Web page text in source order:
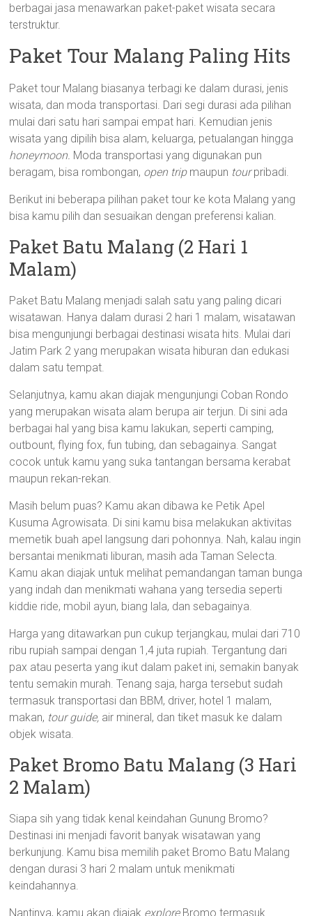
berbagai jasa menawarkan paket-paket wisata secara
terstruktur.
Paket Tour Malang Paling Hits
Paket tour Malang biasanya terbagi ke dalam durasi, jenis
wisata, dan moda transportasi. Dari segi durasi ada pilihan
mulai dari satu hari sampai empat hari. Kemudian jenis
wisata yang dipilih bisa alam, keluarga, petualangan hingga
honeymoon. Moda transportasi yang digunakan pun
beragam, bisa rombongan, open trip maupun tourpribadi.
Berikut ini beberapa pilihan paket tour ke kota Malang yang
bisa kamu pilih dan sesuaikan dengan preferensi kalian.
Paket Batu Malang (2 Hari 1
Malam)
Paket Batu Malang menjadi salah satu yang paling dicari
wisatawan. Hanya dalam durasi 2 hari 1 malam, wisatawan
bisa mengunjungi berbagai destinasi wisata hits. Mulai dari
Jatim Park 2 yang merupakan wisata hiburan dan edukasi
dalam satu tempat.
Selanjutnya, kamu akan diajak mengunjungi Coban Rondo
yang merupakan wisata alam berupa air terjun. Di sini ada
berbagai hal yang bisa kamu lakukan, seperti camping,
outbount, flying fox, fun tubing, dan sebagainya. Sangat
cocok untuk kamu yang suka tantangan bersama kerabat
maupun rekan-rekan.
Masih belum puas? Kamu akan dibawa ke Petik Apel
Kusuma Agrowisata. Di sini kamu bisa melakukan aktivitas
memetik buah apel langsung dari pohonnya. Nah, kalau ingin
bersantai menikmati liburan, masih ada Taman Selecta.
Kamu akan diajak untuk melihat pemandangan taman bunga
yang indah dan menikmati wahana yang tersedia seperti
kiddie ride, mobil ayun, biang lala, dan sebagainya.
Harga yang ditawarkan pun cukup terjangkau, mulai dari 710
ribu rupiah sampai dengan 1,4 juta rupiah. Tergantung dari
pax atau peserta yang ikut dalam paket ini, semakin banyak
tentu semakin murah. Tenang saja, harga tersebut sudah
termasuk transportasi dan BBM, driver, hotel 1 malam,
makan, tour guide, air mineral, dan tiket masuk ke dalam
objek wisata.
Paket Bromo Batu Malang (3 Hari
2 Malam)
Siapa sih yang tidak kenal keindahan Gunung Bromo?
Destinasi ini menjadi favorit banyak wisatawan yang
berkunjung. Kamu bisa memilih paket Bromo Batu Malang
dengan durasi 3 hari 2 malam untuk menikmati
keindahannya.
Nantinya, kamu akan diajak explore Bromo termasuk